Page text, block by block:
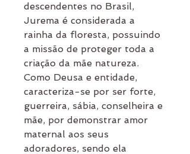
descendentes no Brasil,
Jurema é considerada a
rainha da floresta, possuindo
a missão de proteger toda a
criação da mãe natureza.
Como Deusa e entidade,
caracteriza-se por ser forte,
guerreira, sábia, conselheira e
mãe, por demonstrar amor
maternal aos seus
adoradores, sendo ela